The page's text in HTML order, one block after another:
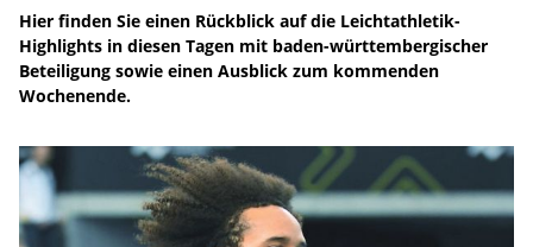
Hier finden Sie einen Rückblick auf die Leichtathletik-
Highlights in diesen Tagen mit baden-württembergischer
Beteiligung sowie einen Ausblick zum kommenden
Wochenende.